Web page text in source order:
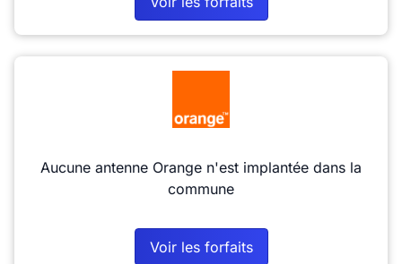
Aucune antenne Orange n'est implantée dans la
commune
Voir les forfaits